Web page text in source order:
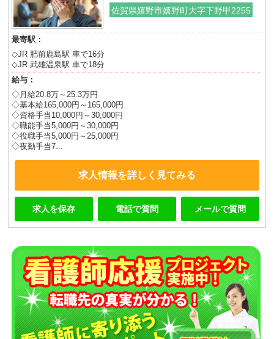
佐賀県嬉野市嬉野町大字下野甲2255
最寄駅：
◇JR 肥前鹿島駅 車で16分
◇JR 武雄温泉駅 車で18分
給与：
◇月給20.8万～25.3万円
◇基本給165,000円～165,000円
◇資格手当10,000円～30,000円
◇職能手当5,000円～30,000円
◇役職手当5,000円～25,000円
◇夜勤手当7...
求人情報を詳しく見てみる
求人を保存 電話で質問 メールで質問